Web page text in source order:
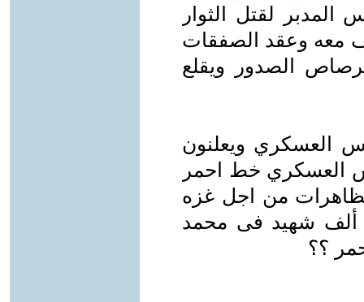
المدبر لقتل الثوار
معه وعقد الصفقات
الصدور ويقلع
العسكري ويعلنون
العسكري خط احمر
من اجل غزه
ألف شهيد فى محمد
؟؟